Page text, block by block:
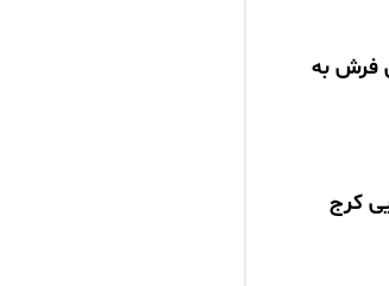
فرش به
کرج